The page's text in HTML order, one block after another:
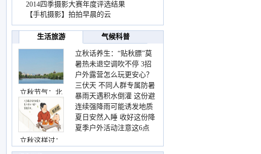
2014四季摄影大赛年度评选结果
【手机摄影】拍拍早晨的云
生活旅游 气候科普
立秋节气：北
立秋这样过：
立秋话养生：“贴秋膘”莫
着急 先清暑再防燥
暑热未退空调吹不停 3招
护住肩颈不酸痛
户外露营怎么玩更安心？
这份攻略请收好
三伏天 不同人群专属防暑
要点请收好
暴雨天遇积水倒灌 这份避
险提示请收好
连续强降雨可能诱发地质
灾害 这些前兆要知道
夏日安然入睡 收好这份降
温小贴士
夏季户外活动注意这6点